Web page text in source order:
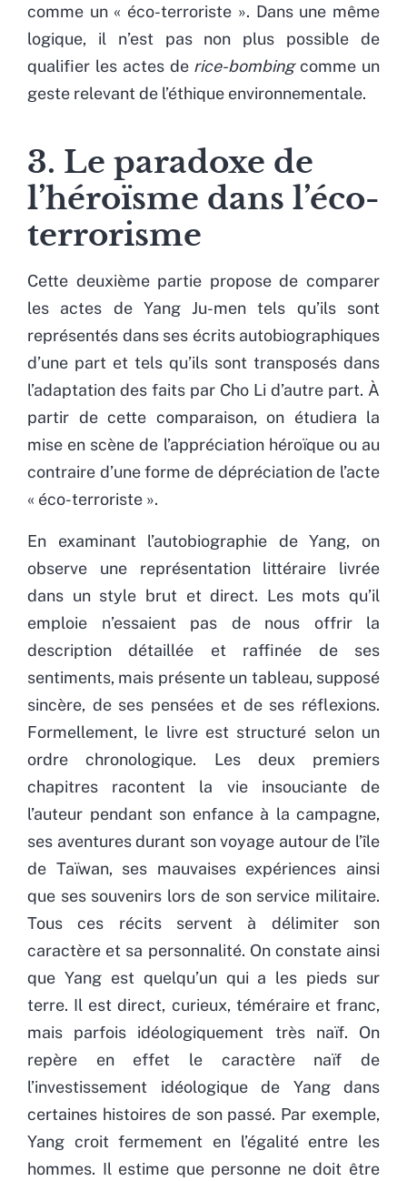
comme un « éco-terroriste ». Dans une même
logique, il n’est pas non plus possible de
qualifier les actes de rice-bombingcomme un
geste relevant de l’éthique environnementale.
3. Le paradoxe de
l’héroïsme dans l’éco-
terrorisme
Cette deuxième partie propose de comparer
les actes de Yang Ju-men tels qu’ils sont
représentés dans ses écrits autobiographiques
d’une part et tels qu’ils sont transposés dans
l’adaptation des faits par Cho Li d’autre part. À
partir de cette comparaison, on étudiera la
mise en scène de l’appréciation héroïque ou au
contraire d’une forme de dépréciation de l’acte
« éco-terroriste ».
En examinant l’autobiographie de Yang, on
observe une représentation littéraire livrée
dans un style brut et direct. Les mots qu’il
emploie n’essaient pas de nous offrir la
description détaillée et raffinée de ses
sentiments, mais présente un tableau, supposé
sincère, de ses pensées et de ses réflexions.
Formellement, le livre est structuré selon un
ordre chronologique. Les deux premiers
chapitres racontent la vie insouciante de
l’auteur pendant son enfance à la campagne,
ses aventures durant son voyage autour de l’île
de Taïwan, ses mauvaises expériences ainsi
que ses souvenirs lors de son service militaire.
Tous ces récits servent à délimiter son
caractère et sa personnalité. On constate ainsi
que Yang est quelqu’un qui a les pieds sur
terre. Il est direct, curieux, téméraire et franc,
mais parfois idéologiquement très naïf. On
repère en effet le caractère naïf de
l’investissement idéologique de Yang dans
certaines histoires de son passé. Par exemple,
Yang croit fermement en l’égalité entre les
hommes. Il estime que personne ne doit être